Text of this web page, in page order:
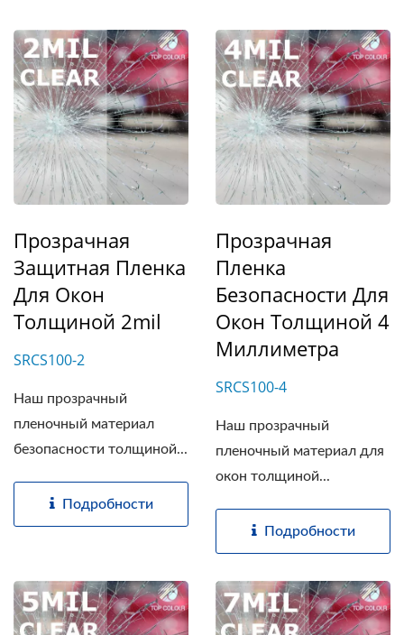
Прозрачная
Защитная Пленка
Для Окон
Толщиной 2mil
SRCS100-2
Наш прозрачный
пленочный материал
безопасности толщиной...
Подробности
Прозрачная
Пленка
Безопасности Для
Окон Толщиной 4
Миллиметра
SRCS100-4
Наш прозрачный
пленочный материал для
окон толщиной...
Подробности